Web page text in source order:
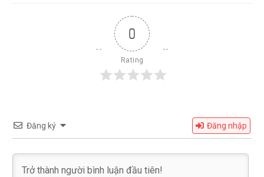
0
Rating
Đăng ký Đăng nhập